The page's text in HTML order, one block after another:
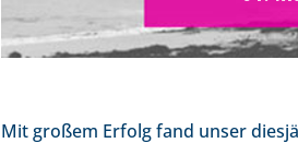
Mit großem Erfolg fand unser